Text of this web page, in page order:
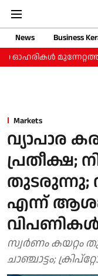
News Business
മുന്നേറ്റത്തില്‍
Markets
വ്യാപാര
പ്രതീക്ഷ;
തുടരുന്നു;
എന്ന്
സ്വർണം കയറ്റം
ചാഞ്ചാട്ടം;